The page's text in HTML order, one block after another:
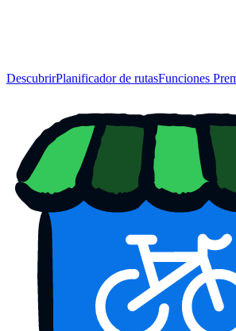
DescubrirPlanificador de rutasFunciones